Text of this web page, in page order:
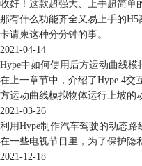
收好！这款超强大、上手超简单
那有什么功能齐全又易上手的
卡请柬这种分分钟的事。
2021-04-14
Hype中如何使用后方运动曲线模
在上一章节中，介绍了Hype 4
方运动曲线模拟物体运行上坡的
2021-03-26
利用Hype制作汽车驾驶的动态路
在一些电视节目里，为了保护隐
2021-12-18